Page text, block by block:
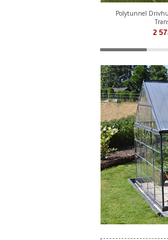
Polytunnel
2